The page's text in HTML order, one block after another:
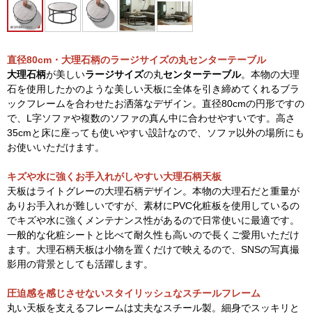
直径80cm・大理石柄のラージサイズの丸センターテーブル
大理石柄が美しいラージサイズの丸センターテーブル。本物の大理
石を使用したかのような美しい天板に全体を引き締めてくれるブラ
ックフレームを合わせたお洒落なデザイン。直径80cmの円形ですの
で、L字ソファや複数のソファの真ん中に合わせやすいです。高さ
35cmと床に座っても使いやすい設計なので、ソファ以外の場所にも
お使いいただけます。
キズや水に強くお手入れがしやすい大理石柄天板
天板はライトグレーの大理石柄デザイン。本物の大理石だと重量が
ありお手入れが難しいですが、素材にPVC化粧板を使用しているの
でキズや水に強くメンテナンス性があるので日常使いに最適です。
一般的な化粧シートと比べて耐久性も高いので長くご愛用いただけ
ます。大理石柄天板は小物を置くだけで映えるので、SNSの写真撮
影用の背景としても活躍します。
圧迫感を感じさせないスタイリッシュなスチールフレーム
丸い天板を支えるフレームは丈夫なスチール製。細身でスッキリと